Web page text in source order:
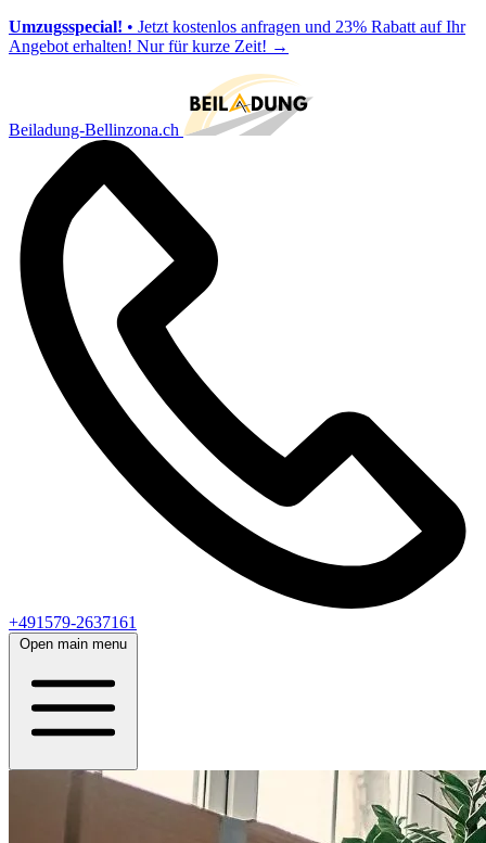
Umzugsspecial! • Jetzt kostenlos anfragen und 23% Rabatt auf Ihr
Angebot erhalten! Nur für kurze Zeit! →
Beiladung-Bellinzona.ch
+491579-2637161
Open main menu